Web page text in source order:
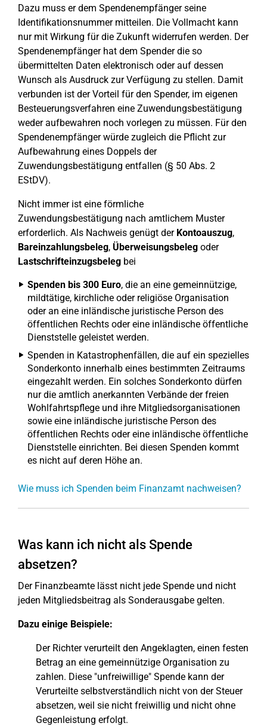
Dazu muss er dem Spendenempfänger seine
Identifikationsnummer mitteilen. Die Vollmacht kann
nur mit Wirkung für die Zukunft widerrufen werden. Der
Spendenempfänger hat dem Spender die so
übermittelten Daten elektronisch oder auf dessen
Wunsch als Ausdruck zur Verfügung zu stellen. Damit
verbunden ist der Vorteil für den Spender, im eigenen
Besteuerungsverfahren eine Zuwendungsbestätigung
weder aufbewahren noch vorlegen zu müssen. Für den
Spendenempfänger würde zugleich die Pflicht zur
Aufbewahrung eines Doppels der
Zuwendungsbestätigung entfallen (§ 50 Abs. 2
EStDV).
Nicht immer ist eine förmliche
Zuwendungsbestätigung nach amtlichem Muster
erforderlich. Als Nachweis genügt der Kontoauszug,
Bareinzahlungsbeleg, Überweisungsbeleg oder
Lastschrifteinzugsbeleg bei
Spenden bis 300 Euro, die an eine gemeinnützige,
mildtätige, kirchliche oder religiöse Organisation
oder an eine inländische juristische Person des
öffentlichen Rechts oder eine inländische öffentliche
Dienststelle geleistet werden.
Spenden in Katastrophenfällen, die auf ein spezielles
Sonderkonto innerhalb eines bestimmten Zeitraums
eingezahlt werden. Ein solches Sonderkonto dürfen
nur die amtlich anerkannten Verbände der freien
Wohlfahrtspflege und ihre Mitgliedsorganisationen
sowie eine inländische juristische Person des
öffentlichen Rechts oder eine inländische öffentliche
Dienststelle einrichten. Bei diesen Spenden kommt
es nicht auf deren Höhe an.
Wie muss ich Spenden beim Finanzamt nachweisen?
Was kann ich nicht als Spende
absetzen?
Der Finanzbeamte lässt nicht jede Spende und nicht
jeden Mitgliedsbeitrag als Sonderausgabe gelten.
Dazu einige Beispiele:
Der Richter verurteilt den Angeklagten, einen festen
Betrag an eine gemeinnützige Organisation zu
zahlen. Diese "unfreiwillige" Spende kann der
Verurteilte selbstverständlich nicht von der Steuer
absetzen, weil sie nicht freiwillig und nicht ohne
Gegenleistung erfolgt.